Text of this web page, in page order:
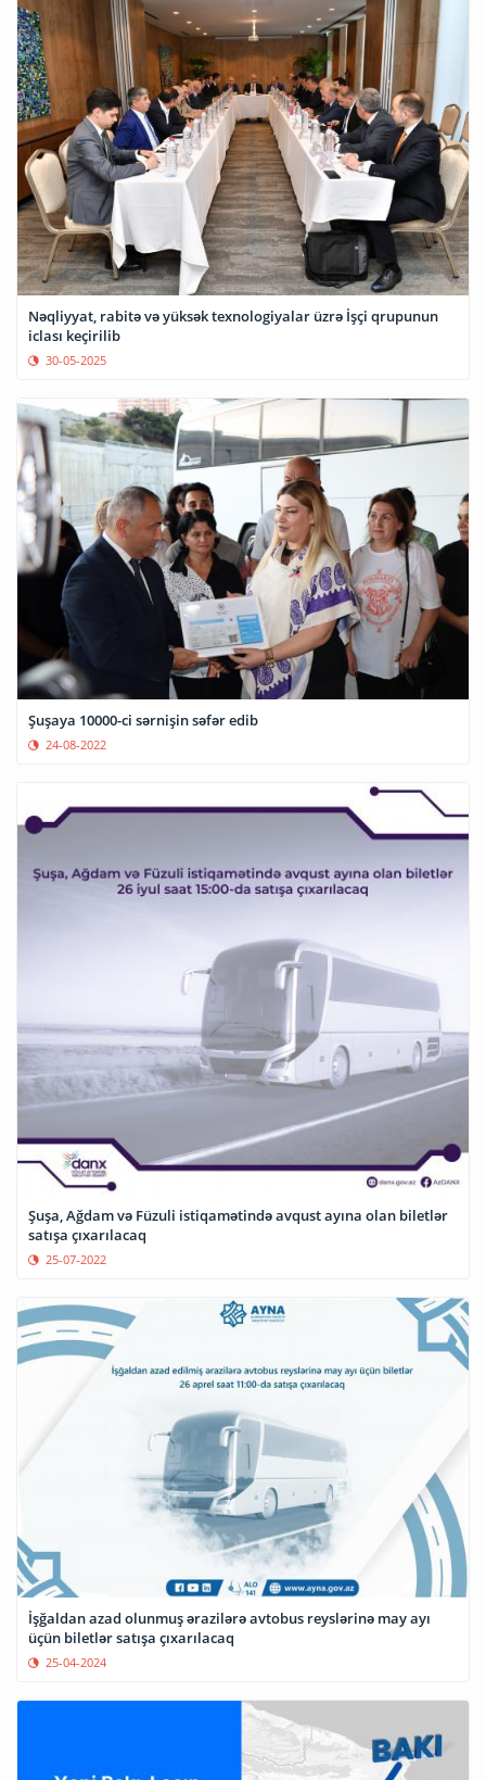
Nəqliyyat, rabitə və yüksək texnologiyalar üzrə İşçi qrupunun
iclası keçirilib
30-05-2025
Şuşaya 10000-ci sərnişin səfər edib
24-08-2022
Şuşa, Ağdam və Füzuli istiqamətində avqust ayına olan biletlər
satışa çıxarılacaq
25-07-2022
İşğaldan azad olunmuş ərazilərə avtobus reyslərinə may ayı
üçün biletlər satışa çıxarılacaq
25-04-2024